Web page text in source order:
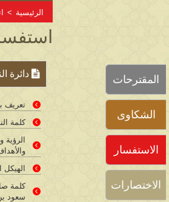
المقترحات
الشكاوى
الاستفسار
الاختصارات
الرئيسية >
دائرة
تعريف
كلمة
الرؤية
كلمة
سعود